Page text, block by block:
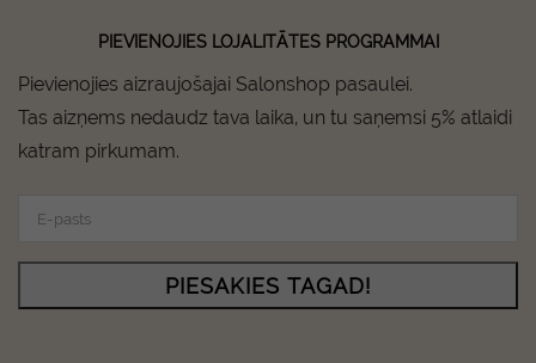
PIEVIENOJIES LOJALITĀTES PROGRAMMAI
Pievienojies aizraujošajai Salonshop pasaulei.
Tas aizņems nedaudz tava laika, un tu saņemsi 5% atlaidi
katram pirkumam.
PIESAKIES TAGAD!